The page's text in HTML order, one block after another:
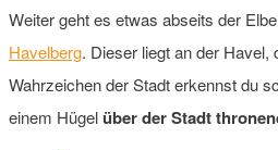
Weiter geht es etwas abseits der
Havelberg. Dieser liegt an der Havel,
Wahrzeichen der Stadt erkennst du
einem Hügelüber der Stadt